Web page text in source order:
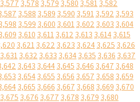
3,577 3,578 3,579 3,580 3,5813,582
3,588 3,589 3,590 3,5913,592 3,593
3,599 3,600 3,6013,602 3,603 3,604
3,610 3,6113,612 3,613 3,6143,615
3,6213,622 3,623 3,6243,625 3,626
3,6313,632 3,633 3,6343,635 3,636 3,637
3,643 3,6443,645 3,646 3,647 3,648
3,6543,655 3,656 3,657 3,658 3,659
3,665 3,666 3,667 3,668 3,669 3,670
3,675 3,676 3,677 3,678 3,679 3,680